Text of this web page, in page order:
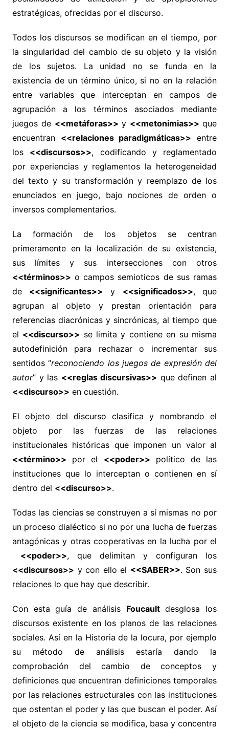
estratégicas, ofrecidas por el discurso.
Todos los discursos se modifican en el tiempo, por
la singularidad del cambio de su objeto y la visión
de los sujetos. La unidad no se funda en la
existencia de un término único, si no en la relación
entre variables que interceptan en campos de
agrupación a los términos asociados mediante
juegos de <<metáforas>> y <<metonimias>>que
encuentran <<relaciones paradigmáticas>> entre
los <<discursos>>, codificando y reglamentado
por experiencias y reglamentos la heterogeneidad
del texto y su transformación y reemplazo de los
enunciados en juego, bajo nociones de orden o
inversos complementarios.
La formación de los objetos se centran
primeramente en la localización de su existencia,
sus límites y sus intersecciones con otros
<<términos>> o campos semioticos de sus ramas
de <<significantes>> y <<significados>>, que
agrupan al objeto y prestan orientación para
referencias diacrónicas y sincrónicas, al tiempo que
el <<discurso>> se limita y contiene en su misma
autodefinición para rechazar o incrementar sus
sentidos “reconociendo los juegos de expresión del
autor” y las <<reglas discursivas>> que definen al
<<discurso>> en cuestión.
El objeto del discurso clasifica y nombrando el
objeto por las fuerzas de las relaciones
institucionales históricas que imponen un valor al
<<término>> por el <<poder>> político de las
instituciones que lo interceptan o contienen en sí
dentro del <<discurso>>.
Todas las ciencias se construyen a sí mismas no por
un proceso dialéctico si no por una lucha de fuerzas
antagónicas y otras cooperativas en la lucha por el
<<poder>>, que delimitan y configuran los
<<discursos>> y con ello el <<SABER>>. Son sus
relaciones lo que hay que describir.
Con esta guía de análisis Foucaultdesglosa los
discursos existente en los planos de las relaciones
sociales. Así en la Historia de la locura, por ejemplo
su método de análisis estaría dando la
comprobación del cambio de conceptos y
definiciones que encuentran definiciones temporales
por las relaciones estructurales con las instituciones
que ostentan el poder y las que buscan el poder. Así
el objeto de la ciencia se modifica, basa y concentra